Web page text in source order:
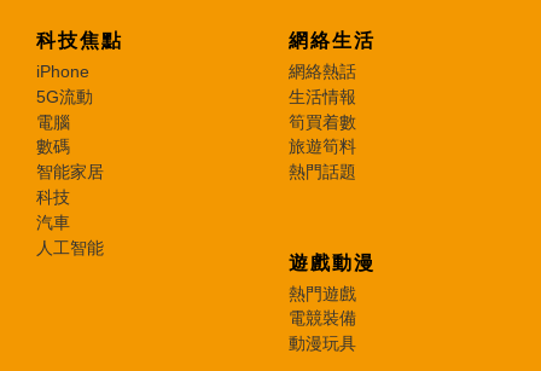
科技焦點
iPhone
5G流動
電腦
數碼
智能家居
科技
汽車
人工智能
網絡生活
網絡熱話
生活情報
筍買着數
旅遊筍料
熱門話題
遊戲動漫
熱門遊戲
電競裝備
動漫玩具